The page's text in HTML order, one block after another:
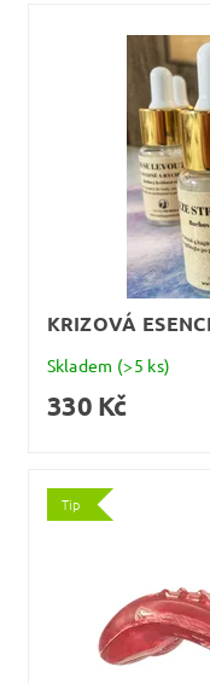
KRIZOVÁ
Skladem (>5 ks)
330 Kč
Tip